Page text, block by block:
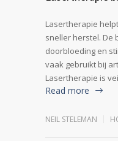
Lasertherapie
sneller herstel. De
doorbloeding en
vaak gebruikt bij
Lasertherapie is
Read more
NEIL STELEMAN